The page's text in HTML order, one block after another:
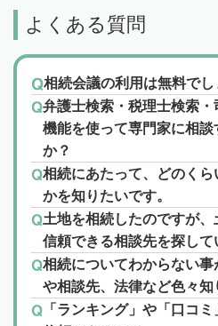
よくある質問
相続会議の利用は無料でし
弁護士検索・税理士検索
機能を使って専門家に相談
か？
相続にあたって、どのく
かを知りたいです。
土地を相続したのですが
信頼できる相談先を探して
相続についてわからない事
や相談先、法律など色々知
「ランキング」や「口コ